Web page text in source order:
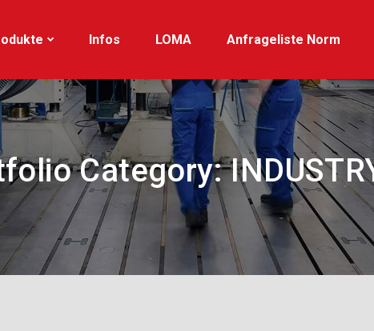
Infos LOMA Anfrageliste Norm
Category: